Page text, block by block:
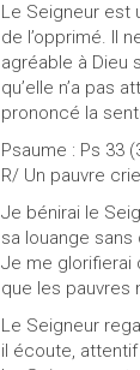
Le Seigneur est
de l’opprimé. Il
agréable à Dieu
qu’elle n’a pas
prononcé la
Psaume : Ps 33
R/ Un pauvre
Je bénirai le
sa louange
Je me glorifierai
que les pauvres
Le Seigneur
il écoute,